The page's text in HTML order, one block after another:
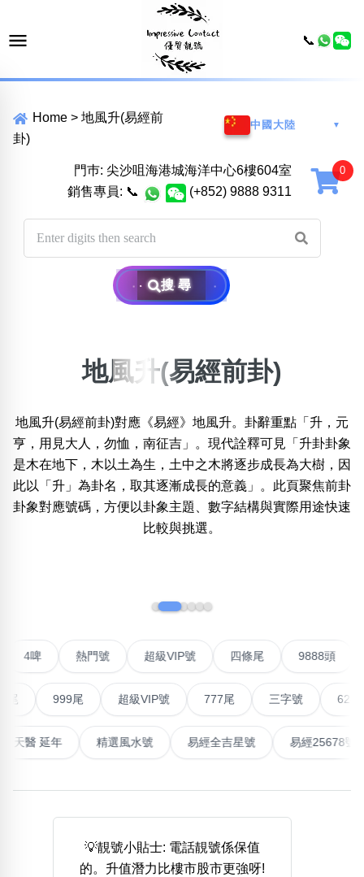
Home > 地風升(易經前
卦)
中國大陸 ▼
門巿: 尖沙咀海港城海洋中心6樓604室
銷售專員: 📞 (+852) 9888 9311
搜尋
位置:
一 二 四 五 六 八 九 十 十一
清除全部分類
搜尋
無7無8無9
清除全部分類
搜尋
無5字
多8字 9888頭 二字號
三字號
清除全部分類
地風升(易經前卦)
地風升(易經前卦)對應《易經》地風升。卦辭重點「升，元
亨，用見大人，勿恤，南征吉」。現代詮釋可見「升卦卦象
是木在地下，木以土為生，土中之木將逐步成長為大樹，因
此以「升」為卦名，取其逐漸成長的意義」。此頁聚焦前卦
卦象對應號碼，方便以卦象主題、數字結構與實際用途快速
比較與挑選。
熱門號 超級VIP號 四條尾 9888
超級VIP號 三字號 6288頭
能量生氣 天醫 延年 精選風水號 易經全吉星號 易經
💡靚號小貼士: 電話靚號係保值
的。升值潛力比樓市股市更強呀!
📞